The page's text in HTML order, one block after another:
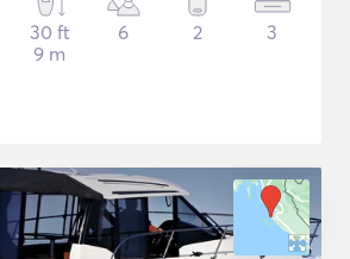
30 ft
9 m
6 2 3